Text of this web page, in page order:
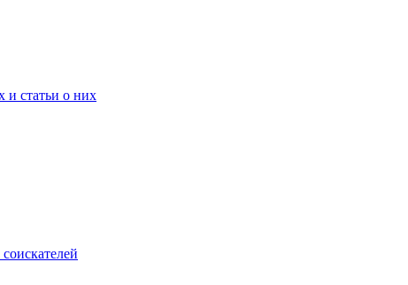
и статьи о них